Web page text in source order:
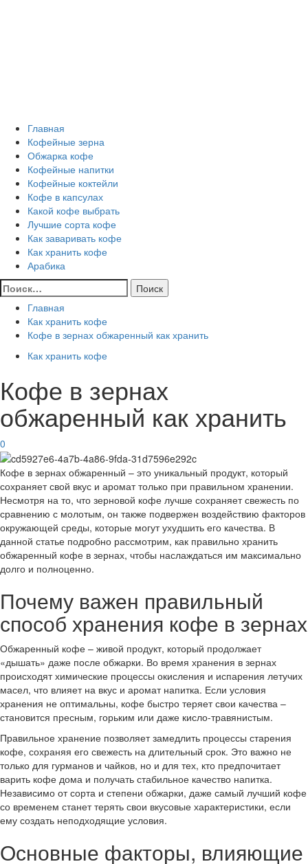
Главная
Кофейные зерна
Обжарка кофе
Кофейные напитки
Кофейные коктейли
Кофе в капсулах
Какой кофе выбрать
Лучшие сорта кофе
Как заваривать кофе
Как хранить кофе
Арабика
Найти:
Главная
Как хранить кофе
Кофе в зернах обжаренный как хранить
Как хранить кофе
Кофе в зернах
обжаренный как хранить
0
Кофе в зернах обжаренный – это уникальный продукт, который
сохраняет свой вкус и аромат только при правильном хранении.
Несмотря на то, что зерновой кофе лучше сохраняет свежесть по
сравнению с молотым, он также подвержен воздействию факторов
окружающей среды, которые могут ухудшить его качества. В
данной статье подробно рассмотрим, как правильно хранить
обжаренный кофе в зернах, чтобы наслаждаться им максимально
долго и полноценно.
Почему важен правильный
способ хранения кофе в зернах
Обжаренный кофе – живой продукт, который продолжает
«дышать» даже после обжарки. Во время хранения в зернах
происходят химические процессы окисления и испарения летучих
масел, что влияет на вкус и аромат напитка. Если условия
хранения не оптимальны, кофе быстро теряет свои качества –
становится пресным, горьким или даже кисло-травянистым.
Правильное хранение позволяет замедлить процессы старения
кофе, сохраняя его свежесть на длительный срок. Это важно не
только для гурманов и чайков, но и для тех, кто предпочитает
варить кофе дома и получать стабильное качество напитка.
Независимо от сорта и степени обжарки, даже самый лучший кофе
со временем станет терять свои вкусовые характеристики, если
ему создать неподходящие условия.
Основные факторы, влияющие